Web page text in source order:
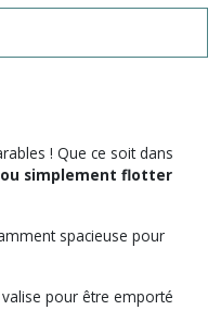
! Que ce soit dans
simplement flotter
spacieuse pour
pour être emporté